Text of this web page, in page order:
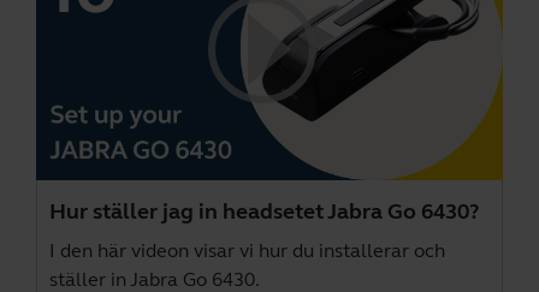
Hur ställer jag in headsetet Jabra Go 6430?
I den här videon visar vi hur du installerar och
ställer in Jabra Go 6430.